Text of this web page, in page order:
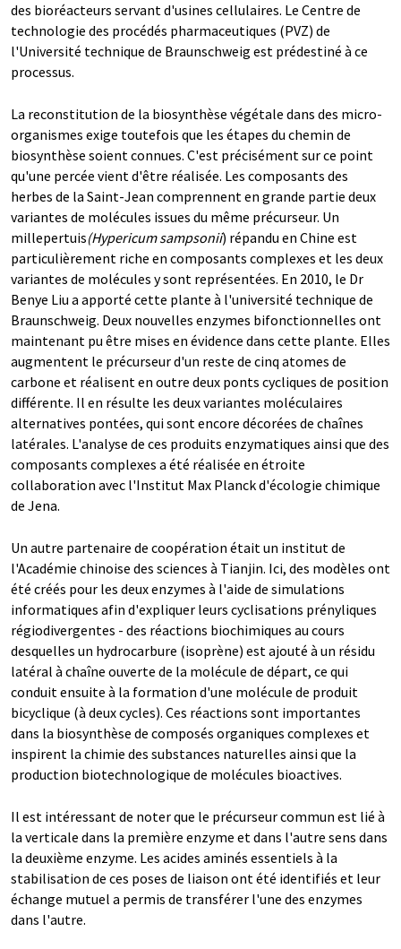
des bioréacteurs servant d'usines cellulaires. Le Centre de
technologie des procédés pharmaceutiques (PVZ) de
l'Université technique de Braunschweig est prédestiné à ce
processus.
La reconstitution de la biosynthèse végétale dans des micro-
organismes exige toutefois que les étapes du chemin de
biosynthèse soient connues. C'est précisément sur ce point
qu'une percée vient d'être réalisée. Les composants des
herbes de la Saint-Jean comprennent en grande partie deux
variantes de molécules issues du même précurseur. Un
millepertuis(Hypericum sampsonii) répandu en Chine est
particulièrement riche en composants complexes et les deux
variantes de molécules y sont représentées. En 2010, le Dr
Benye Liu a apporté cette plante à l'université technique de
Braunschweig. Deux nouvelles enzymes bifonctionnelles ont
maintenant pu être mises en évidence dans cette plante. Elles
augmentent le précurseur d'un reste de cinq atomes de
carbone et réalisent en outre deux ponts cycliques de position
différente. Il en résulte les deux variantes moléculaires
alternatives pontées, qui sont encore décorées de chaînes
latérales. L'analyse de ces produits enzymatiques ainsi que des
composants complexes a été réalisée en étroite
collaboration avec l'Institut Max Planck d'écologie chimique
de Jena.
Un autre partenaire de coopération était un institut de
l'Académie chinoise des sciences à Tianjin. Ici, des modèles ont
été créés pour les deux enzymes à l'aide de simulations
informatiques afin d'expliquer leurs cyclisations prényliques
régiodivergentes - des réactions biochimiques au cours
desquelles un hydrocarbure (isoprène) est ajouté à un résidu
latéral à chaîne ouverte de la molécule de départ, ce qui
conduit ensuite à la formation d'une molécule de produit
bicyclique (à deux cycles). Ces réactions sont importantes
dans la biosynthèse de composés organiques complexes et
inspirent la chimie des substances naturelles ainsi que la
production biotechnologique de molécules bioactives.
Il est intéressant de noter que le précurseur commun est lié à
la verticale dans la première enzyme et dans l'autre sens dans
la deuxième enzyme. Les acides aminés essentiels à la
stabilisation de ces poses de liaison ont été identifiés et leur
échange mutuel a permis de transférer l'une des enzymes
dans l'autre.